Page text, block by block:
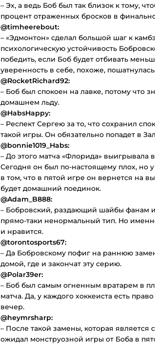
– Эх, а ведь Боб был так близок к тому,
процент отраженных бросков в
@timheerebout:
– «Эдмонтон» сделал большой шаг к
психологическую устойчивость
победить, если Боб будет отбивать
уверенность в себе, похоже,
@RocketRichard92:
– Боб был спокоен на лавке, потому что
домашнем льду.
@HabsHappy:
– Респект Сергею за то, что сохранил
такой игры. Он обязательно попадет в
@bonnie1019_Habs:
– До этого матча «Флорида» выигрывала
Сегодня он был по-настоящему плох, но
в том, что в пятой игре он вернется на
будет домашний поединок.
@Adam_B888:
– Бобровский, раздающий шайбы фанам
прямо-таки ненормальный тип. Но
и нравится.
@torontosports67:
– Да Бобровскому пофиг на раннюю
домой, где и закончат эту серию.
@Polar39er:
– Боб был самым огненным вратарем в
матча. Да, у каждого хоккеиста есть
вечер.
@heymrsharp:
– После такой замены, которая является
ожидал монструозной игры от Боба в